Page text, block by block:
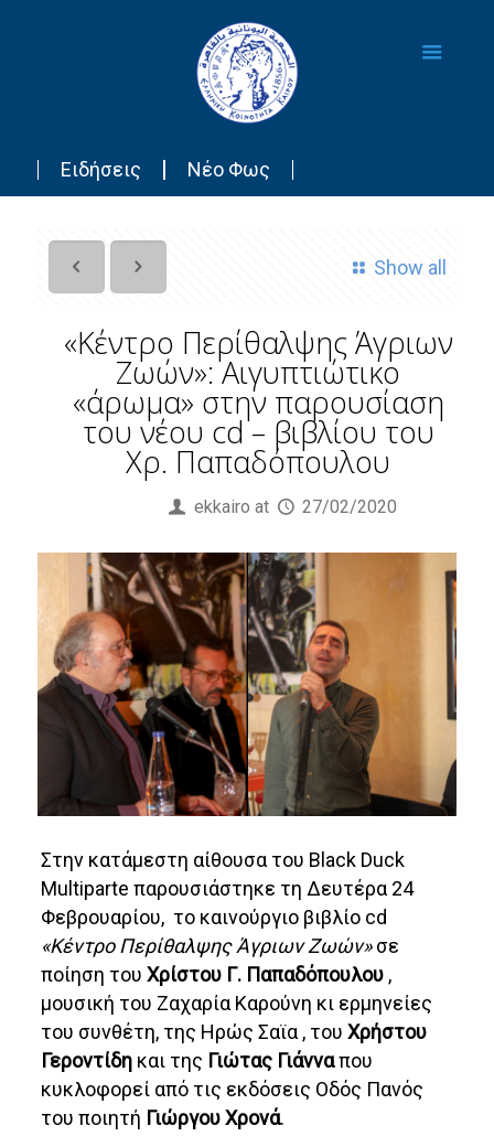
Ειδήσεις Νέο Φως
Show all
«Κέντρο Περίθαλψης Άγριων
Ζωών»: Αιγυπτιώτικο
«άρωμα» στην παρουσίαση
του νέου cd – βιβλίου του
Χρ. Παπαδόπουλου
ekkairo at 27/02/2020
Στην κατάμεστη αίθουσα του Black Duck
Multiparte παρουσιάστηκε τη Δευτέρα 24
Φεβρουαρίου, το καινούργιο βιβλίο cd
«Κέντρο Περίθαλψης Άγριων Ζωών»σε
ποίηση τουΧρίστου Γ. Παπαδόπουλου ,
μουσική του Ζαχαρία Καρούνη κι ερμηνείες
του συνθέτη, της Ηρώς Σαϊα , τουΧρήστου
Γεροντίδη και της Γιώτας Γιάνναπου
κυκλοφορεί από τις εκδόσεις Οδός Πανός
του ποιητή Γιώργου Χρονά.